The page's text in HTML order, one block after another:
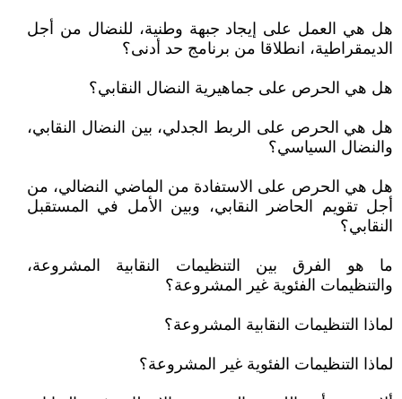
هل هي العمل على إيجاد جبهة وطنية، للنضال من أجل
الديمقراطية، انطلاقا من برنامج حد أدنى؟
هل هي الحرص على جماهيرية النضال النقابي؟
هل هي الحرص على الربط الجدلي، بين النضال النقابي،
والنضال السياسي؟
هل هي الحرص على الاستفادة من الماضي النضالي، من
أجل تقويم الحاضر النقابي، وبين الأمل في المستقبل
النقابي؟
ما هو الفرق بين التنظيمات النقابية المشروعة،
والتنظيمات الفئوية غير المشروعة؟
لماذا التنظيمات النقابية المشروعة؟
لماذا التنظيمات الفئوية غير المشروعة؟